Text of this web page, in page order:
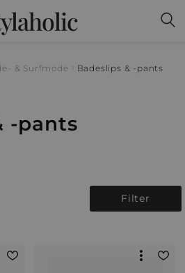
& Surfmode Badeslips & -pants
-pants
Filter